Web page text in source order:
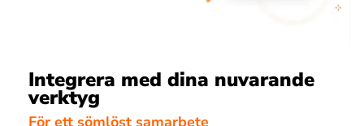
Integrera med dina nuvarande
verktyg